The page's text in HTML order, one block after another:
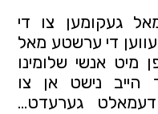
געקומען צו די
די ערשטע מאל
מיט אנשי שלומינו
הייב נישט אן צו
גערעדט…